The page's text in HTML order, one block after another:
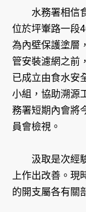
水務署相信食
位於坪輋路一段
為內壁保護塗層
管安裝濾網之前
已成立由食水安
小組，協助溯源
務署短期內會將
員會檢視。
汲取是次經驗
上作出改善。現
的開支屬各有關